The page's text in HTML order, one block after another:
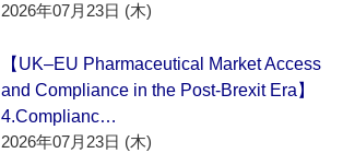
2026年07月23日 (木)
【UK–EU Pharmaceutical Market Access
and Compliance in the Post-Brexit Era】
4.Complianc…
2026年07月23日 (木)